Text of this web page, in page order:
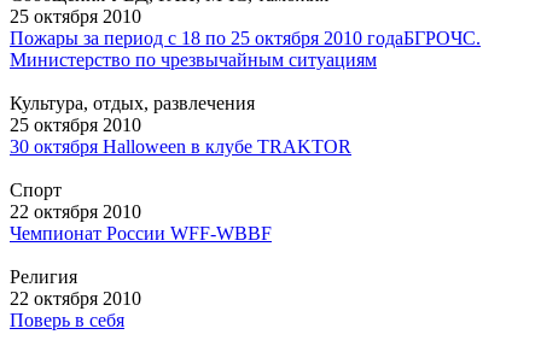
25 октября 2010
Пожары за период с 18 по 25 октября 2010 годаБГРОЧС.
Министерство по чрезвычайным ситуациям
Культура, отдых, развлечения
25 октября 2010
30 октября Halloween в клубе TRAKTOR
Спорт
22 октября 2010
Чемпионат России WFF-WBBF
Религия
22 октября 2010
Поверь в себя